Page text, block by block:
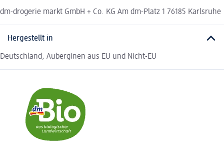
dm-drogerie markt GmbH + Co. KG Am dm-Platz 1 76185 Karlsruhe
Hergestellt in
Deutschland, Auberginen aus EU und Nicht-EU